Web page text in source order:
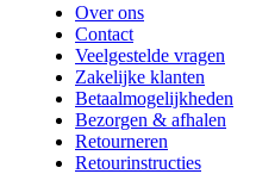
Over ons
Contact
Veelgestelde vragen
Zakelijke klanten
Betaalmogelijkheden
Bezorgen & afhalen
Retourneren
Retourinstructies